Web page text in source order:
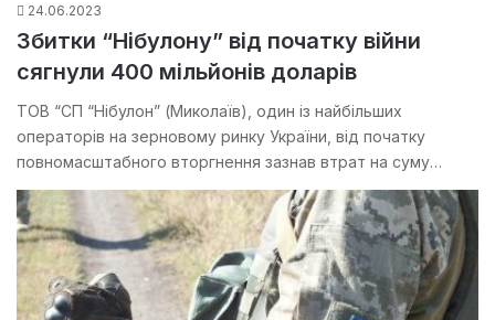
24.06.2023
Збитки “Нібулону” від початку війни
сягнули 400 мільйонів доларів
ТОВ “СП “Нібулон” (Миколаїв), один із найбільших
операторів на зерновому ринку України, від початку
повномасштабного вторгнення зазнав втрат на суму…